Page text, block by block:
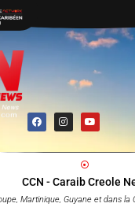
F
a
c
b
k
I
n
s
a
a
Y
o
u
u
Martinique, Guyane et dans la
CCN - Caraib Creole